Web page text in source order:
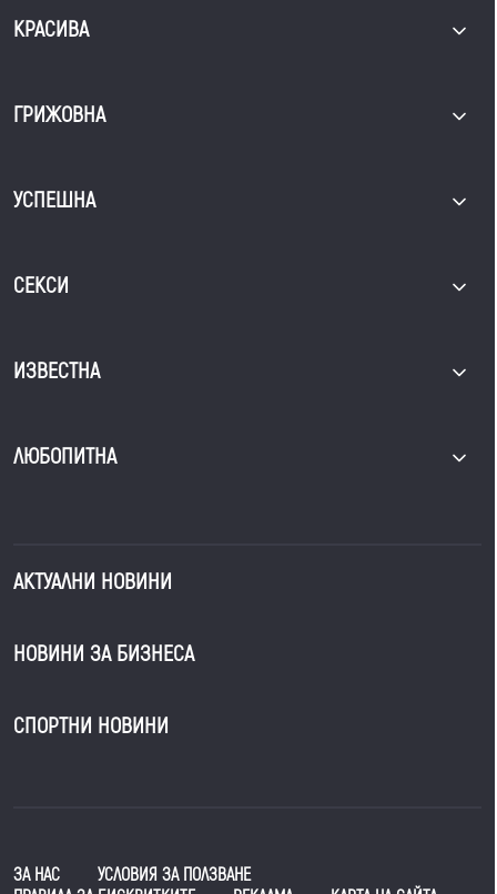
КРАСИВА
ГРИЖОВНА
УСПЕШНА
СЕКСИ
ИЗВЕСТНА
ЛЮБОПИТНА
АКТУАЛНИ НОВИНИ
НОВИНИ ЗА БИЗНЕСА
СПОРТНИ НОВИНИ
ЗА НАС
УСЛОВИЯ ЗА ПОЛЗВАНЕ